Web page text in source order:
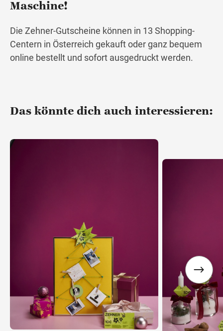
Maschine!
Die Zehner-Gutscheine können in 13 Shopping-
Centern in Österreich gekauft oder ganz bequem
online bestellt und sofort ausgedruckt werden.
Das könnte dich auch interessieren: